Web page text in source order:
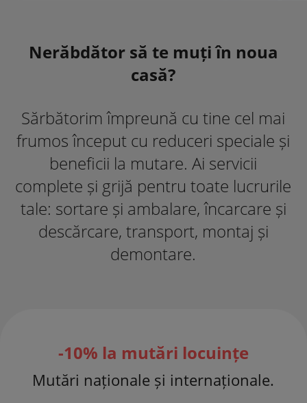
Nerăbdător să te muți în noua
casă?
Sărbătorim împreună cu tine cel mai
frumos început cu reduceri speciale și
beneficii la mutare. Ai servicii
complete și grijă pentru toate lucrurile
tale: sortare și ambalare, încarcare și
descărcare, transport, montaj și
demontare.
-10% la mutări locuințe
Mutări naționale și internaționale.